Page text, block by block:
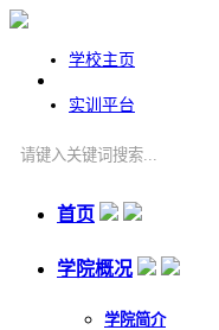
学校主页
实训平台
首页
学院概况
学院简介